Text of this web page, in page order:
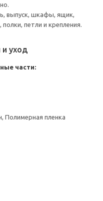
выпуск, шкафы, ящик,
петли и крепления.
уход
части:
Полимерная пленка